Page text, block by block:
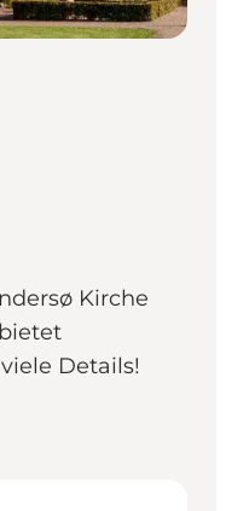
Kirche
Details!